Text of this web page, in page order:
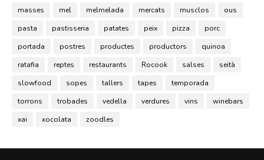
masses
mel melmelada mercats musclos
ous
pasta
pastisseria patates peix pizza
porc
portada
postres productes productors
quinoa
ratafia
reptes restaurants Rocook salses
seità
slowfood
sopes tallers tapes
temporada
torrons
trobades vedella verdures vins
winebars
xai
xocolata zoodles